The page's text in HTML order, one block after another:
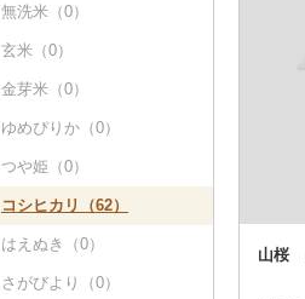
焼肉（0）
牛タン（0）
和牛（0）
黒毛和牛（1）
白老牛（0）
仙台牛（0）
米沢牛（0）
山形牛（0）
鶏肉（0）
鹿肉（0）
馬肉（1）
羊肉・ラム肉（ジンギ
鴨肉（0）
猪肉（0）
（0）
無洗米（0）
玄米（0）
金芽米（0）
ゆめぴりか（0）
つや姫（0）
コシヒカリ（62）
はえぬき（0）
さがびより（0）
d
山桜